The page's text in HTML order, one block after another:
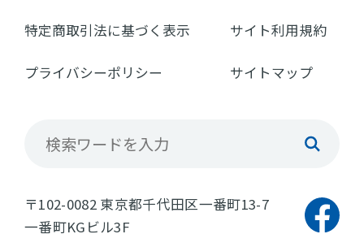
特定商取引法に基づく表示 サイト利用規約
プライバシーポリシー サイトマップ
〒102-0082 東京都千代田区一番町13-7
一番町KGビル3F